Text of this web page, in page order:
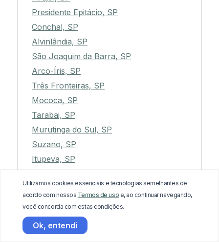
Presidente Epitácio, SP
Conchal, SP
Alvinlândia, SP
São Joaquim da Barra, SP
Arco-Íris, SP
Três Fronteiras, SP
Mococa, SP
Tarabai, SP
Murutinga do Sul, SP
Suzano, SP
Itupeva, SP
Santa Adélia, SP
Corumbataí, SP
Cardoso, SP
Ibirarema, SP
Utilizamos cookies essenciais e tecnologias semelhantes de
acordo com nossos Termos de uso e, ao continuar navegando,
você concorda com estas condições.
Ok, entendi